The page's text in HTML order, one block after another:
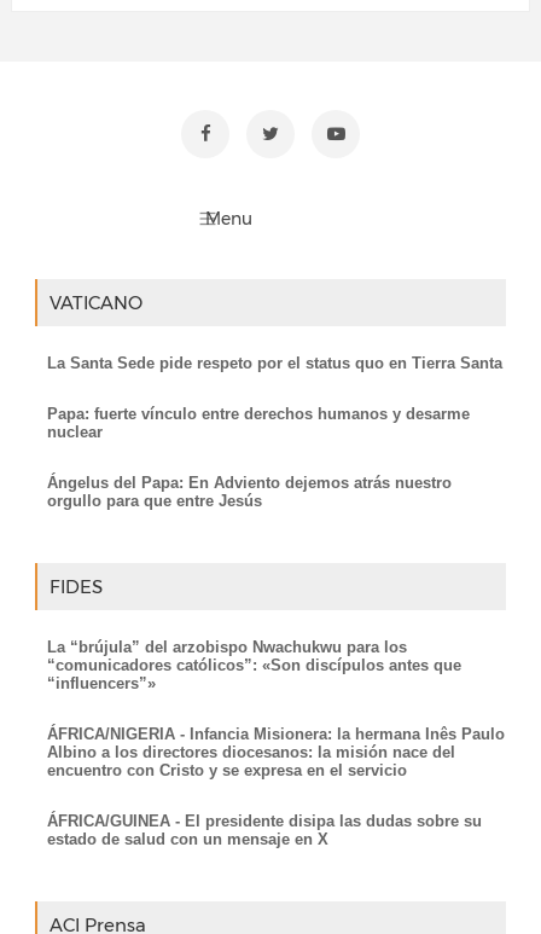
VATICANO
La Santa Sede pide respeto por el status quo en Tierra Santa
Papa: fuerte vínculo entre derechos humanos y desarme
nuclear
Ángelus del Papa: En Adviento dejemos atrás nuestro
orgullo para que entre Jesús
FIDES
La “brújula” del arzobispo Nwachukwu para los
“comunicadores católicos”: «Son discípulos antes que
“influencers”»
ÁFRICA/NIGERIA - Infancia Misionera: la hermana Inês Paulo
Albino a los directores diocesanos: la misión nace del
encuentro con Cristo y se expresa en el servicio
ÁFRICA/GUINEA - El presidente disipa las dudas sobre su
estado de salud con un mensaje en X
ACI Prensa